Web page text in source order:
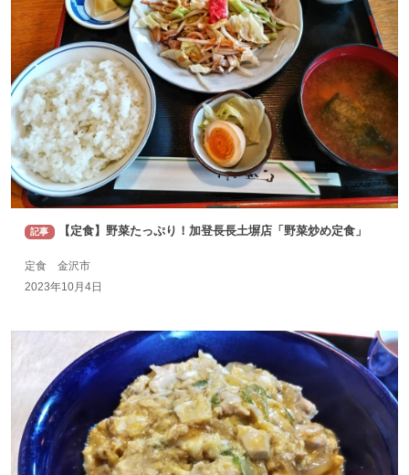
記事 【定食】野菜たっぷり！加登長長土塀店「野菜炒め定食」
定食 金沢市
2023年10月4日